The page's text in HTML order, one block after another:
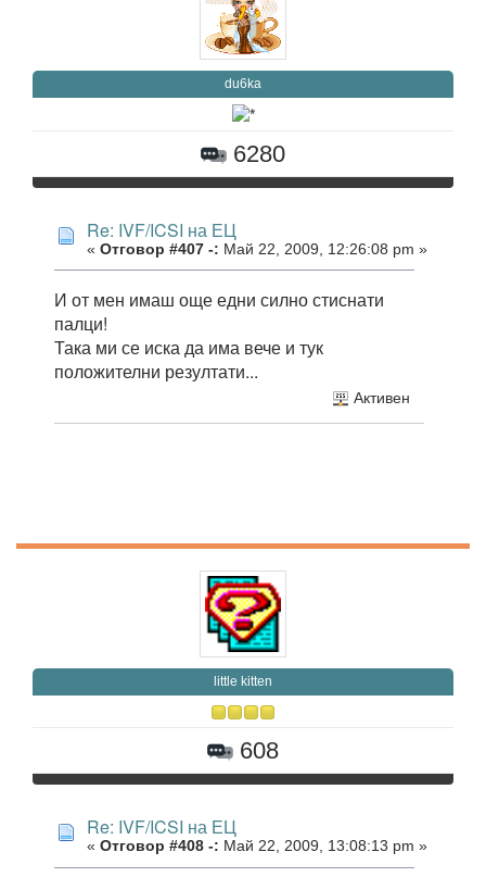
du6ka
6280
Re: IVF/ICSI на ЕЦ
« Отговор #407 -: Май 22, 2009, 12:26:08 pm »
И от мен имаш още едни силно стиснати
палци!
Така ми се иска да има вече и тук
положителни резултати...
Активен
little kitten
608
Re: IVF/ICSI на ЕЦ
« Отговор #408 -: Май 22, 2009, 13:08:13 pm »